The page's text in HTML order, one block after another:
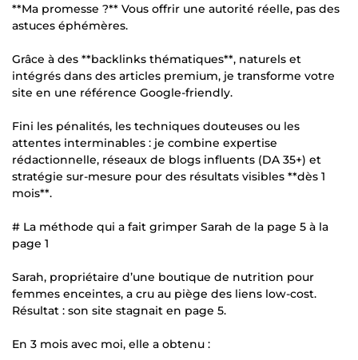
**Ma promesse ?** Vous offrir une autorité réelle, pas des
astuces éphémères.
Grâce à des **backlinks thématiques**, naturels et
intégrés dans des articles premium, je transforme votre
site en une référence Google-friendly.
Fini les pénalités, les techniques douteuses ou les
attentes interminables : je combine expertise
rédactionnelle, réseaux de blogs influents (DA 35+) et
stratégie sur-mesure pour des résultats visibles **dès 1
mois**.
# La méthode qui a fait grimper Sarah de la page 5 à la
page 1
Sarah, propriétaire d’une boutique de nutrition pour
femmes enceintes, a cru au piège des liens low-cost.
Résultat : son site stagnait en page 5.
En 3 mois avec moi, elle a obtenu :